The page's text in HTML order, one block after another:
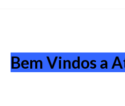
Bem Vindos a